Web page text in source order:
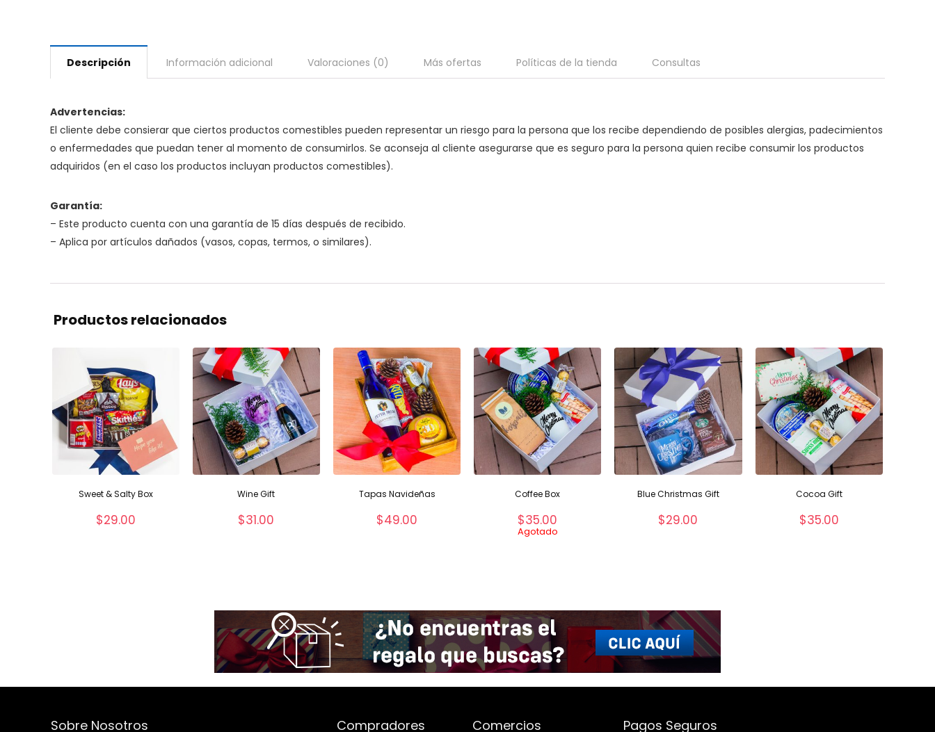
Descripción Información adicional Valoraciones (0) Más ofertas Políticas de la tienda Consultas
Advertencias:
El cliente debe consierar que ciertos productos comestibles pueden representar un riesgo para la persona que los recibe dependiendo de posibles alergias, padecimientos
o enfermedades que puedan tener al momento de consumirlos. Se aconseja al cliente asegurarse que es seguro para la persona quien recibe consumir los productos
adquiridos (en el caso los productos incluyan productos comestibles).
Garantía:
– Este producto cuenta con una garantía de 15 días después de recibido.
– Aplica por artículos dañados (vasos, copas, termos, o similares).
Productos relacionados
Sweet & Salty Box
$29.00
Wine Gift
$31.00
Tapas Navideñas
$49.00
Coffee Box
$35.00
Agotado
Blue Christmas Gift
$29.00
Cocoa Gift
$35.00
Sobre Nosotros Compradores Comercios Pagos Seguros